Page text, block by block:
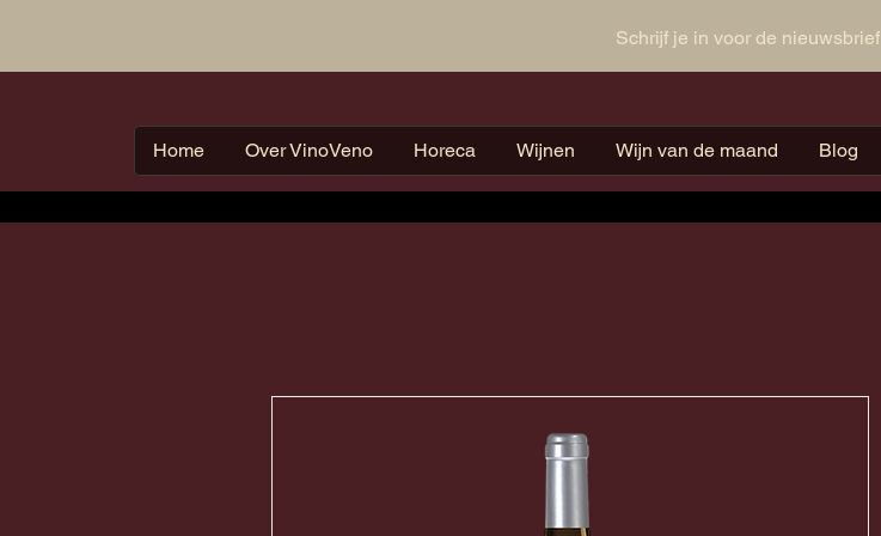
Schrijf je in voor de nieuwsbrief
Home Over VinoVeno Horeca Wijnen Wijn van de maand Blog